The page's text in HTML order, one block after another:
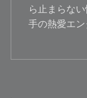
ら止まらな
手の熱愛エ